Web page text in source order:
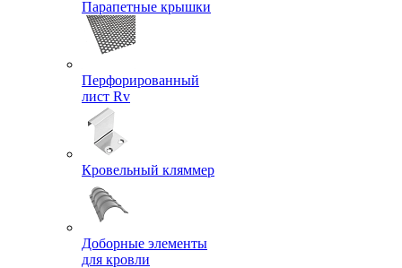
Парапетные крышки
Перфорированный
лист Rv
Кровельный кляммер
Доборные элементы
для кровли